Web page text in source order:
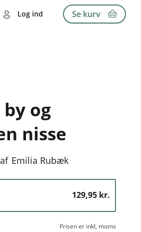
Log ind Se kurv
og
nisse
Emilia Rubæk
129,95 kr.
Prisen er inkl, moms